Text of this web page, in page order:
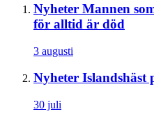
Nyheter Mannen
för alltid är död
3 augusti
Nyheter Islandshäst
30 juli